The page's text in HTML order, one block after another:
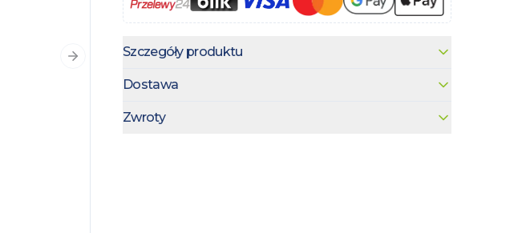
Następny slajd
Szczegóły produktu
Dostawa
Zwroty